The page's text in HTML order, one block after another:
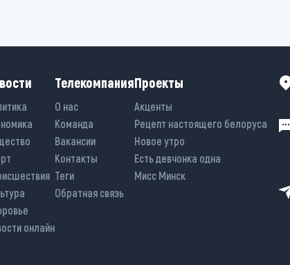
онлайн
Телекомпания
О нас
Команда
Вакансии
Контакты
Теги
Обратная связь
Проекты
Акценты
Рецепт настоящего белоруса
Новое утро
Есть девчонка одна
Мисс Минск